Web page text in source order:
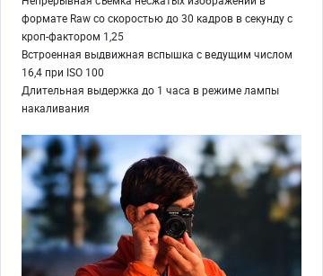
формате Raw со скоростью до 30 кадров в секунду с
кроп-фактором 1,25
Встроенная выдвижная вспышка с ведущим числом
16,4 при ISO 100
Длительная выдержка до 1 часа в режиме лампы
накаливания